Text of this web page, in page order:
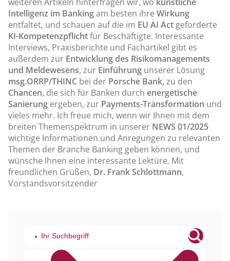
Intelligenz im Bankingam besten ihre Wirkung
entfaltet, und schauen auf die im EU AI Act geforderte
KI-Kompetenzpflichtfür Beschäftigte. Interessante
Interviews, Praxisberichte und Fachartikel gibt es
außerdem zur Entwicklung des Risikomanagements
und Meldewesens, zur Einführung unserer Lösung
msg.ORRP/THINC bei der Porsche Bank, zu den
Chancen, die sich für Banken durch energetische
Sanierung ergeben, zur Payments-Transformation und
vieles mehr. Ich freue mich, wenn wir Ihnen mit dem
breiten Themenspektrum in unserer NEWS 01/2025
wichtige Informationen und Anregungen zu relevanten
Themen der Branche Banking geben können, und
wünsche Ihnen eine interessante Lektüre. Mit
freundlichen Grüßen, Dr. Frank Schlottmann,
Vorstandsvorsitzender